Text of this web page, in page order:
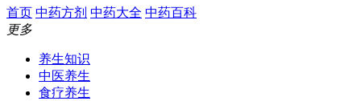
首页 中药方剂 中药大全 中药百科
更多
养生知识
中医养生
食疗养生